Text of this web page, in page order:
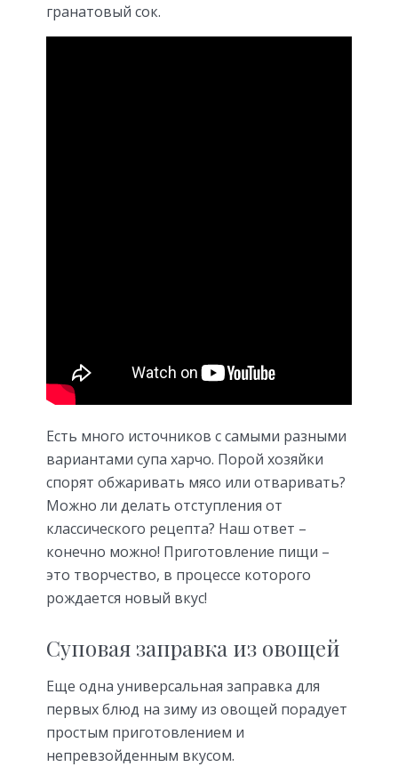
гранатовый сок.
Есть много источников с самыми разными
вариантами супа харчо. Порой хозяйки
спорят обжаривать мясо или отваривать?
Можно ли делать отступления от
классического рецепта? Наш ответ –
конечно можно! Приготовление пищи –
это творчество, в процессе которого
рождается новый вкус!
Суповая заправка из овощей
Еще одна универсальная заправка для
первых блюд на зиму из овощей порадует
простым приготовлением и
непревзойденным вкусом.